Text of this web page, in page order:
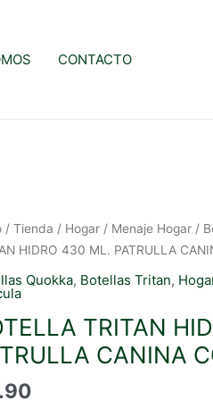
CONTACTO
/ Tienda / Hogar / Menaje Hogar /
HIDRO 430 ML. PATRULLA
Quokka, Botellas Tritan,
TRITAN
CANINA